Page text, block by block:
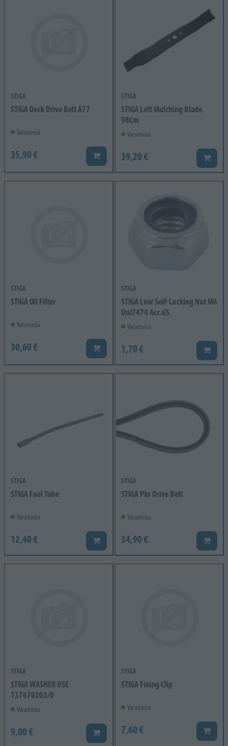
STIGA
STIGA Deck Drive Belt A77
Varastossa
35,90 € Lisää koriin
STIGA
STIGA Left Mulching Blade
98Cm
Varastossa
39,20 € Lisää
STIGA
STIGA Oil Filter
Varastossa
30,60 € Lisää koriin
STIGA
STIGA Low Self-Locking Nut M6
Uni7474 Acc.6S
Varastossa
1,70 € Lisää
STIGA
STIGA Fuel Tube
Varastossa
12,40 € Lisää koriin
STIGA
STIGA Pto Drive Belt
Varastossa
34,90 € Lisää
STIGA
STIGA WASHER USE
137670203/0
Varastossa
9,00 € Lisää koriin
STIGA
STIGA Fixing Clip
Varastossa
7,60 € Lisää